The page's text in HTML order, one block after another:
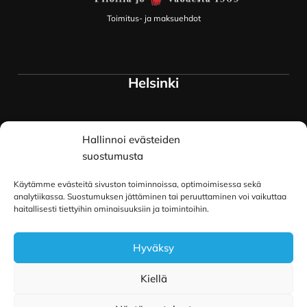
Hallinnoi evästeiden
suostumusta
Käytämme evästeitä sivuston toiminnoissa, optimoimisessa sekä
analytiikassa. Suostumuksen jättäminen tai peruuttaminen voi vaikuttaa
haitallisesti tiettyihin ominaisuuksiin ja toimintoihin.
Hyväksy
Kiellä
Toimitus- ja maksuehdot
Helsinki
Myymälä ja keskusvarasto
Siltavuorenranta 18
00170 Helsinki
Oulu
Kauppurienkatu 34
90100 Oulu